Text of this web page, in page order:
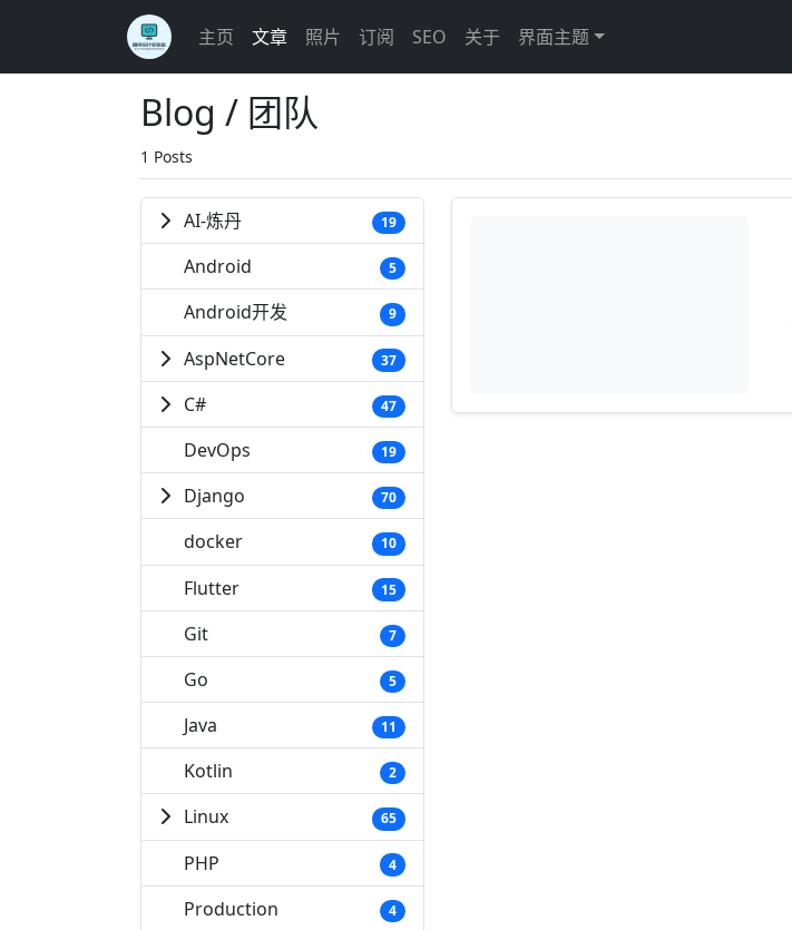
主页 文章 照片 订阅 SEO 关于 界面主题
Blog / 团队
1 Posts
AI-炼丹 19
Android 5
Android开发 9
AspNetCore 37
C# 47
DevOps 19
Django 70
docker 10
Flutter 15
Git 7
Go 5
Java 11
Kotlin 2
Linux 65
PHP 4
Production 4